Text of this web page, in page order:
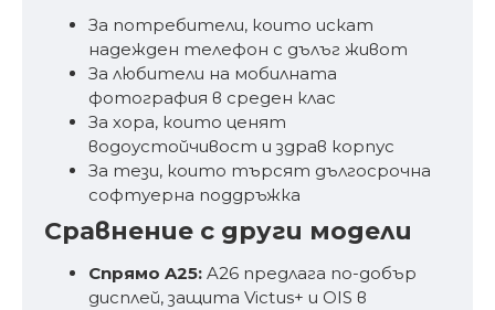
За потребители, които искат
надежден телефон с дълъг живот
За любители на мобилната
фотография в среден клас
За хора, които ценят
водоустойчивост и здрав корпус
За тези, които търсят дългосрочна
софтуерна поддръжка
Сравнение с други модели
Спрямо A25: A26 предлага по-добър
дисплей, защита Victus+ и OIS в